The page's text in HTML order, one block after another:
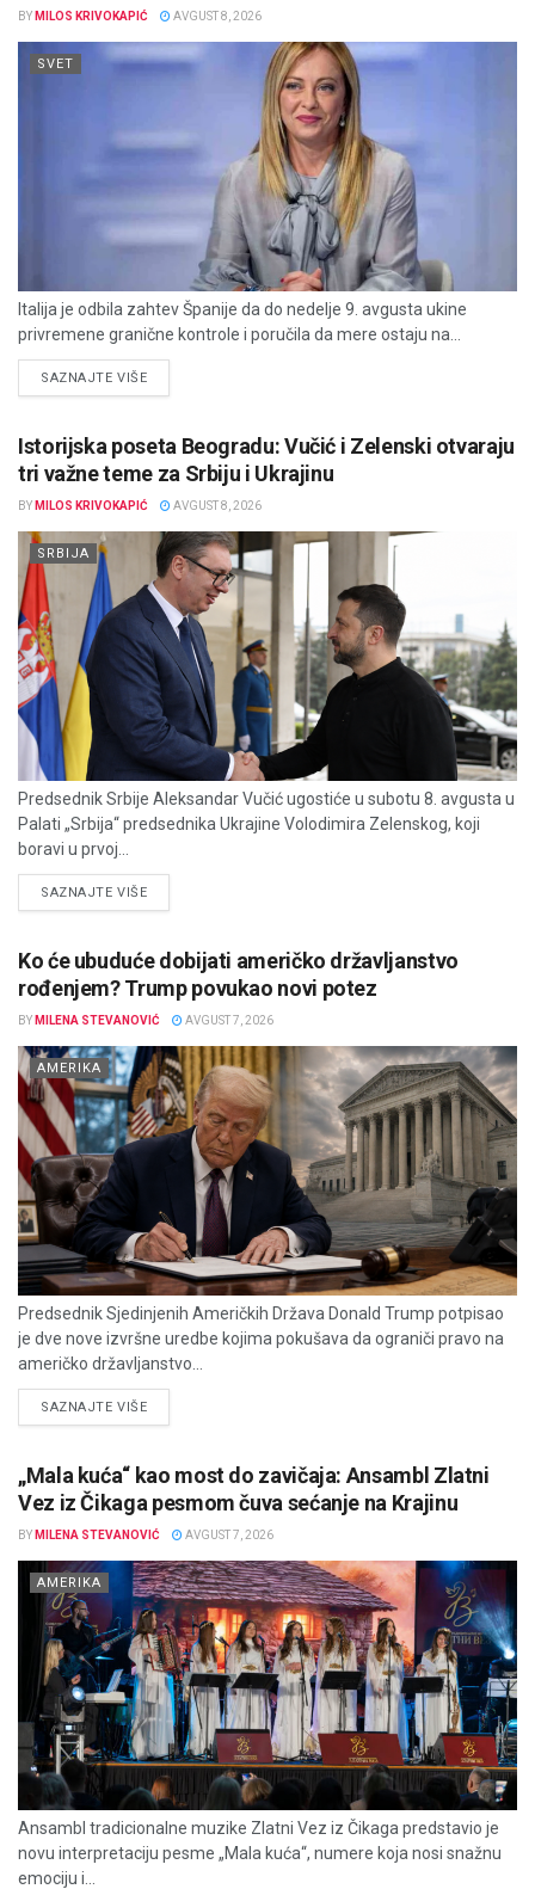
BY MILOS KRIVOKAPIĆ AVGUST 8, 2026
SVET
Italija je odbila zahtev Španije da do nedelje 9. avgusta ukine
privremene granične kontrole i poručila da mere ostaju na...
SAZNAJTE VIŠEDETAILS
Istorijska poseta Beogradu: Vučić i Zelenski otvaraju
tri važne teme za Srbiju i Ukrajinu
BY MILOS KRIVOKAPIĆ AVGUST 8, 2026
SRBIJA
Predsednik Srbije Aleksandar Vučić ugostiće u subotu 8. avgusta u
Palati „Srbija“ predsednika Ukrajine Volodimira Zelenskog, koji
boravi u prvoj...
SAZNAJTE VIŠEDETAILS
Ko će ubuduće dobijati američko državljanstvo
rođenjem? Trump povukao novi potez
BY MILENA STEVANOVIĆ AVGUST 7, 2026
AMERIKA
Predsednik Sjedinjenih Američkih Država Donald Trump potpisao
je dve nove izvršne uredbe kojima pokušava da ograniči pravo na
američko državljanstvo...
SAZNAJTE VIŠEDETAILS
„Mala kuća“ kao most do zavičaja: Ansambl Zlatni
Vez iz Čikaga pesmom čuva sećanje na Krajinu
BY MILENA STEVANOVIĆ AVGUST 7, 2026
AMERIKA
Ansambl tradicionalne muzike Zlatni Vez iz Čikaga predstavio je
novu interpretaciju pesme „Mala kuća“, numere koja nosi snažnu
emociju i...